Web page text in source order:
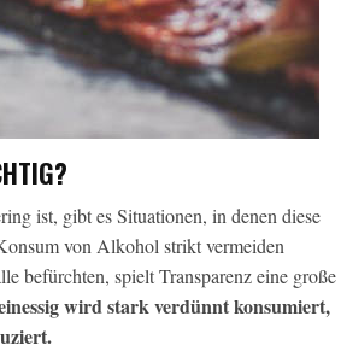
ist, gibt es Situationen, in denen diese
von Alkohol strikt vermeiden
befürchten, spielt Transparenz eine große
wird stark verdünnt konsumiert,